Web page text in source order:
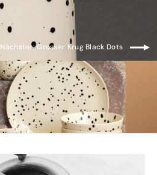
Nächster: Grosser Krug Black Dots